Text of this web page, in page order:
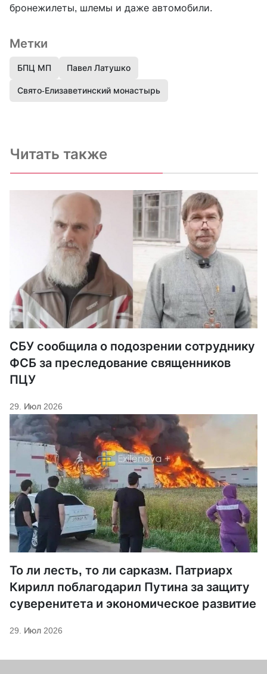
бронежилеты, шлемы и даже автомобили.
Метки
БПЦ МП Павел Латушко
Свято-Елизаветинский монастырь
Читать также
СБУ сообщила о подозрении сотруднику
ФСБ за преследование священников
ПЦУ
29. Июл 2026
То ли лесть, то ли сарказм. Патриарх
Кирилл поблагодарил Путина за защиту
суверенитета и экономическое развитие
29. Июл 2026